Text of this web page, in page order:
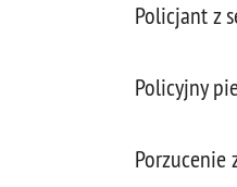
Policjant z
Policyjny
Porzucenie